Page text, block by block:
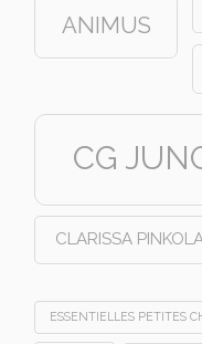
ANIMUS
CG
CLARISSA
ESSENTIELLES PETITES